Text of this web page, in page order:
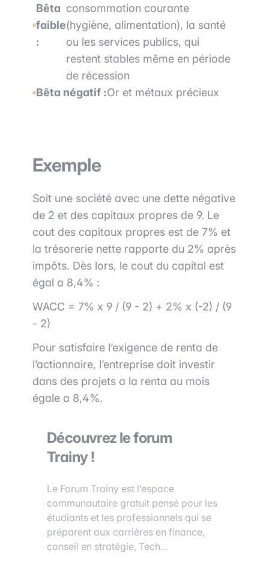
Bêta
faible
:
consommation courante
(hygiène, alimentation), la santé
ou les services publics, qui
restent stables même en période
de récession
Bêta négatif :Or et métaux précieux
Exemple
Soit une société avec une dette négative
de 2 et des capitaux propres de 9. Le
cout des capitaux propres est de 7% et
la trésorerie nette rapporte du 2% après
impôts. Dès lors, le cout du capital est
égal a 8,4% :
WACC = 7% x 9 / (9 - 2) + 2% x (-2) / (9
- 2)
Pour satisfaire l’exigence de renta de
l’actionnaire, l’entreprise doit investir
dans des projets a la renta au mois
égale a 8,4%.
Découvrez le forum
Trainy !
Le Forum Trainy est l’espace
communautaire gratuit pensé pour les
étudiants et les professionnels qui se
préparent aux carrières en finance,
conseil en stratégie, Tech…